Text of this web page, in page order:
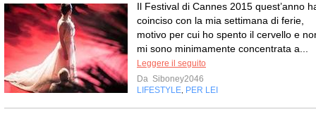
Il Festival di Cannes 2015 quest’anno
coinciso con la mia settimana di ferie,
motivo per cui ho spento il cervello e
mi sono minimamente concentrata a...
Leggere il seguito
Da Siboney2046
LIFESTYLE PER LEI